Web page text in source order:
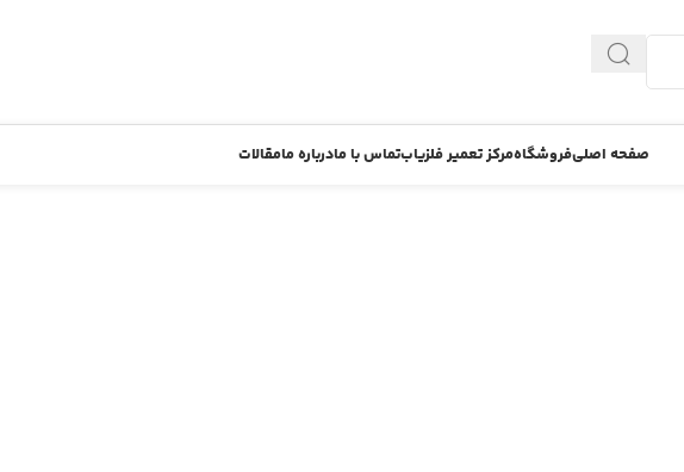
صفحه اصلیفروشگاهمرکز تعمیر فلزیابتماس با مادرباره مامقالات